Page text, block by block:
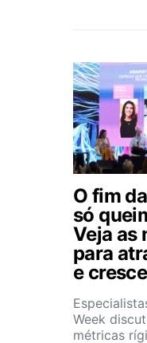
O fim
só
Veja as
para
e
Week
métricas